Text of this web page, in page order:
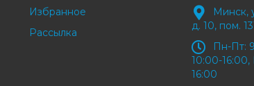
Избранное
Рассылка
Минск,
д. 10, пом.
Пн-Пт:
10:00-
16:00